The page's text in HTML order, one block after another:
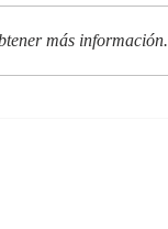
más información.